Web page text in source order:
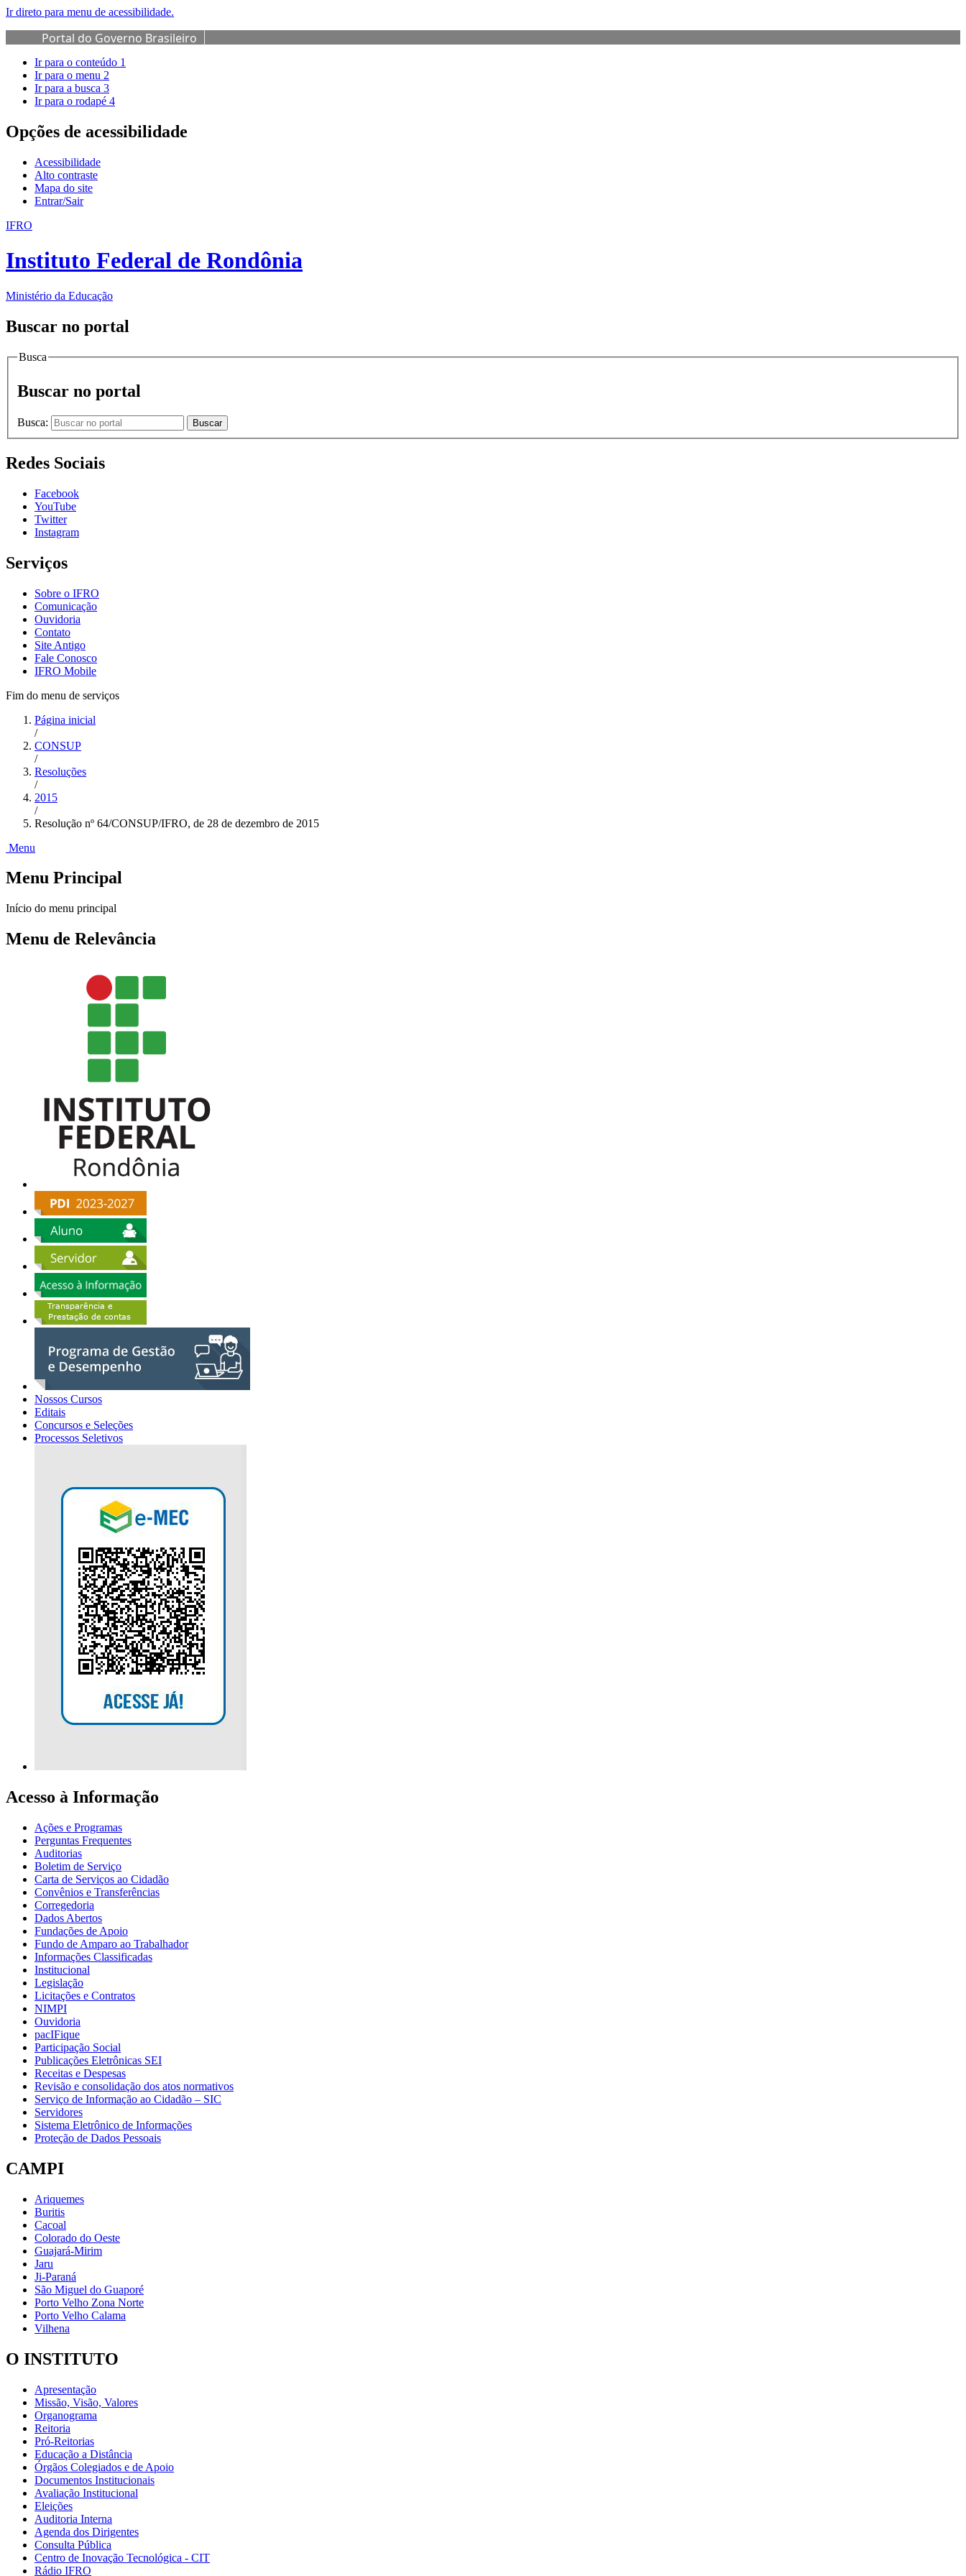
Ir direto para menu de acessibilidade.
Portal do Governo Brasileiro
Ir para o conteúdo 1
Ir para o menu 2
Ir para a busca 3
Ir para o rodapé 4
Opções de acessibilidade
Acessibilidade
Alto contraste
Mapa do site
Entrar/Sair
IFRO
Instituto Federal de Rondônia
Ministério da Educação
Buscar no portal
Busca
Buscar no portal
Busca: Buscar
Redes Sociais
Facebook
YouTube
Twitter
Instagram
Serviços
Sobre o IFRO
Comunicação
Ouvidoria
Contato
Site Antigo
Fale Conosco
IFRO Mobile
Fim do menu de serviços
Página inicial
/
CONSUP
/
Resoluções
/
2015
/
Resolução nº 64/CONSUP/IFRO, de 28 de dezembro de 2015
Menu
Menu Principal
Início do menu principal
Menu de Relevância
Nossos Cursos
Editais
Concursos e Seleções
Processos Seletivos
Acesso à Informação
Ações e Programas
Perguntas Frequentes
Auditorias
Boletim de Serviço
Carta de Serviços ao Cidadão
Convênios e Transferências
Corregedoria
Dados Abertos
Fundações de Apoio
Fundo de Amparo ao Trabalhador
Informações Classificadas
Institucional
Legislação
Licitações e Contratos
NIMPI
Ouvidoria
pacIFique
Participação Social
Publicações Eletrônicas SEI
Receitas e Despesas
Revisão e consolidação dos atos normativos
Serviço de Informação ao Cidadão – SIC
Servidores
Sistema Eletrônico de Informações
Proteção de Dados Pessoais
CAMPI
Ariquemes
Buritis
Cacoal
Colorado do Oeste
Guajará-Mirim
Jaru
Ji-Paraná
São Miguel do Guaporé
Porto Velho Zona Norte
Porto Velho Calama
Vilhena
O INSTITUTO
Apresentação
Missão, Visão, Valores
Organograma
Reitoria
Pró-Reitorias
Educação a Distância
Órgãos Colegiados e de Apoio
Documentos Institucionais
Avaliação Institucional
Eleições
Auditoria Interna
Agenda dos Dirigentes
Consulta Pública
Centro de Inovação Tecnológica - CIT
Rádio IFRO